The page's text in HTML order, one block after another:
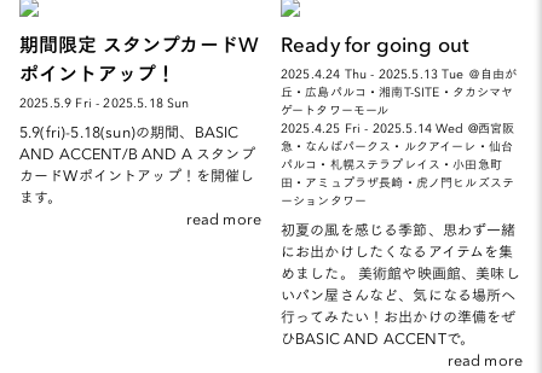
期間限定 スタンプカードW
ポイントアップ！
2025.5.9 Fri - 2025.5.18 Sun
5.9(fri)-5.18(sun)の期間、BASIC
AND ACCENT/B AND A スタンプ
カードWポイントアップ！を開催し
ます。
read more
Ready for going out
2025.4.24 Thu - 2025.5.13 Tue ＠自由が
丘・広島パルコ・湘南T-SITE・タカシマヤ
ゲートタワーモール
2025.4.25 Fri - 2025.5.14 Wed @西宮阪
急・なんばパークス・ルクアイーレ・仙台
パルコ・札幌ステラプレイス・小田急町
田・アミュプラザ長崎・虎ノ門ヒルズステ
ーションタワー
初夏の風を感じる季節、思わず一緒
にお出かけしたくなるアイテムを集
めました。 美術館や映画館、美味し
いパン屋さんなど、気になる場所へ
行ってみたい！お出かけの準備をぜ
ひBASIC AND ACCENTで。
read more